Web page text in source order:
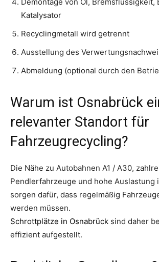
Katalysator
Recyclingmetall wird getrennt
Ausstellung des
Abmeldung (optional durch den
Warum ist Osnabrück
relevanter Standort für
Fahrzeugrecycling?
Die Nähe zu Autobahnen A1 / A30,
Pendlerfahrzeuge und hohe Auslastung
sorgen dafür, dass regelmäßig
werden müssen.
Schrottplätze in Osnabrück sind daher
effizient aufgestellt.